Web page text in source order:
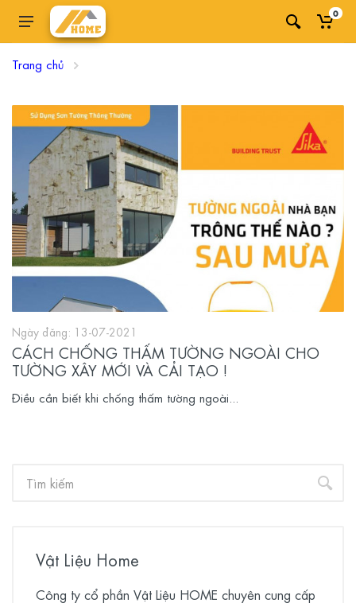
0
Trang chủ
CÁCH CHỐNG THẤM TƯỜNG NGOÀI CHO
TƯỜNG XÂY MỚI VÀ CẢI TẠO !
Ngày đăng: 13-07-2021
Điều cần biết khi chống thấm tường ngoài...
Vật Liệu Home
Công ty cổ phần Vật Liệu HOME chuyên cung cấp